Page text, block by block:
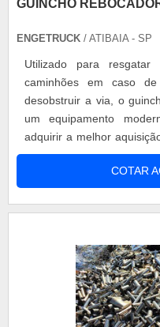
GUINCHO
ENGETRUCK / ATIBAIA - SP
Utilizado para
caminhões em caso
desobstruir a via, o
um equipamento
adquirir a melhor
conhecimentos sobre o
utilizados no
Confeccionado em
2.041mm. J....
COTAR